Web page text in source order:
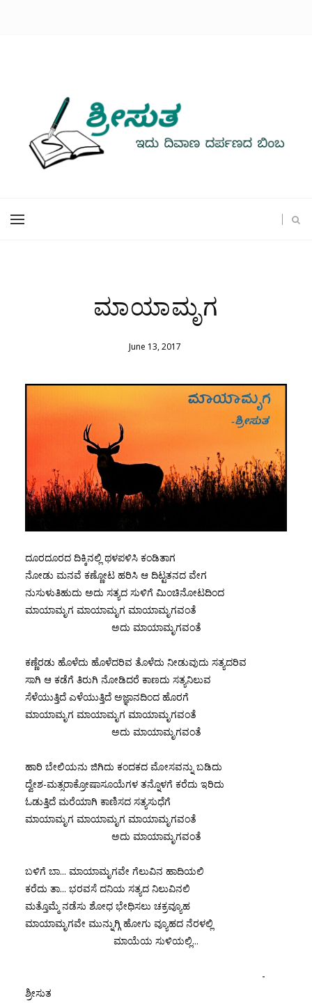
ಮಾಯಾಮೃಗ
June 13,2017
ದೂರದೂರದ ದಿಕ್ಕಿನಲ್ಲಿ ಥಳಪಳಿಸಿ ಕಂಡಿತಾಗ
ನೋಡು ಮನವೆ ಕಣ್ಣೋಟ ಹರಿಸಿ ಆ ದಿಟ್ಟತನದ ವೇಗ
ನುಸುಳುತಿಹುದು ಅದು ಸತ್ಯದ ಸುಳಿಗೆ ಮಿಂಚಿನೋಟದಿಂದ
ಮಾಯಾಮೃಗ ಮಾಯಾಮೃಗ ಮಾಯಾಮೃಗವಂತೆ
ಅದು ಮಾಯಾಮೃಗವಂತೆ
ಕಣ್ಣೆರಡು ಹೊಳೆದು ಹೊಳೆದರಿವ ತೊಳೆದು ನೀಡುವುದು ಸತ್ಯದರಿವ
ಸಾಗಿ ಆ ಕಡೆಗೆ ತಿರುಗಿ ನೋಡಿದರೆ ಕಾಣದು ಸತ್ಯನಿಲುವ
ಸೆಳೆಯುತ್ತಿದೆ ಎಳೆಯುತ್ತಿದೆ ಅಜ್ಞಾನದಿಂದ ಹೊರಗೆ
ಮಾಯಾಮೃಗ ಮಾಯಾಮೃಗ ಮಾಯಾಮೃಗವಂತೆ
ಅದು ಮಾಯಾಮೃಗವಂತೆ
ಹಾರಿ ಬೇಲಿಯನು ಜಿಗಿದು ಕಂದಕದ ಮೋಸವನ್ನು ಬಡಿದು
ದ್ವೇಶ-ಮತ್ಸರಾಕ್ರೋಷಾಸೂಯೆಗಳ ತನ್ನೊಳಗೆ ಕರೆದು ಇರಿದು
ಓಡುತ್ತಿದೆ ಮರೆಯಾಗಿ ಕಾಣಿಸದ ಸತ್ಯಸುಧೆಗೆ
ಮಾಯಾಮೃಗ ಮಾಯಾಮೃಗ ಮಾಯಾಮೃಗವಂತೆ
ಅದು ಮಾಯಾಮೃಗವಂತೆ
ಬಳಿಗೆ ಬಾ... ಮಾಯಾಮೃಗವೇ ಗೆಲುವಿನ ಹಾದಿಯಲಿ
ಕರೆದು ತಾ... ಭರವಸೆ ದನಿಯ ಸತ್ಯದ ನಿಲುವಿನಲಿ
ಮತ್ತೊಮ್ಮೆ ನಡೆಸು ಶೋಧ ಭೇಧಿಸಲು ಚಕ್ರವ್ಯೂಹ
ಮಾಯಾಮೃಗವೇ ಮುನ್ನುಗ್ಗಿ ಹೋಗು ವ್ಯೂಹದ ನೆರಳಲ್ಲಿ
ಮಾಯೆಯ ಸುಳಿಯಲ್ಲಿ...
-
ಶ್ರೀಸುತ